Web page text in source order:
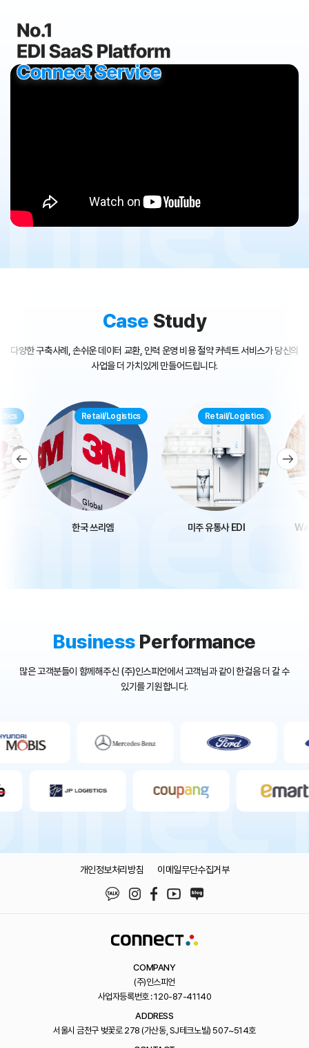
Case Study
다양한 구축사례, 손쉬운 데이터 교환, 인력 운영 비용 절약 커넥트 서비스가 당신의
사업을 더 가치있게 만들어드립니다.
Retail/Logistics
한국 쓰리엠
Retail/Logistics
미주 유통사 EDI
Business Performance
많은 고객분들이 함께해주신 (주)인스피언에서 고객님과 같이 한걸음 더 갈 수
있기를 기원합니다.
개인정보처리방침 이메일무단수집거부
COMPANY
(주)인스피언
사업자등록번호 : 120-87-41140
ADDRESS
서울시 금천구 벚꽃로 278 (가산동, SJ테크노빌) 507~514호